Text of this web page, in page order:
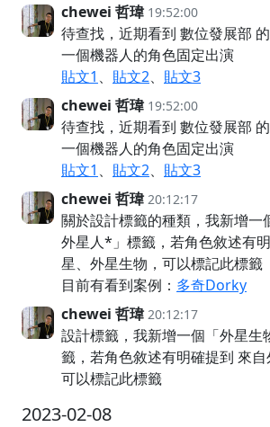
chewei 哲瑋 19:52:00
待查找，近期看到 數位發展部
一個機器人的角色固定出演
貼文1 、 貼文2、 貼文3
chewei 哲瑋 19:52:00
待查找，近期看到 數位發展部
一個機器人的角色固定出演
貼文1 、 貼文2、 貼文3
chewei 哲瑋 20:12:17
關於設計標籤的種類，我新增
外星人*」標籤，若角色敘述有
星、外星生物，可以標記此標籤
目前有看到案例： 多奇Dorky
chewei 哲瑋 20:12:17
設計標籤，我新增一個「外星生
籤，若角色敘述有明確提到 來自
可以標記此標籤
2023-02-08